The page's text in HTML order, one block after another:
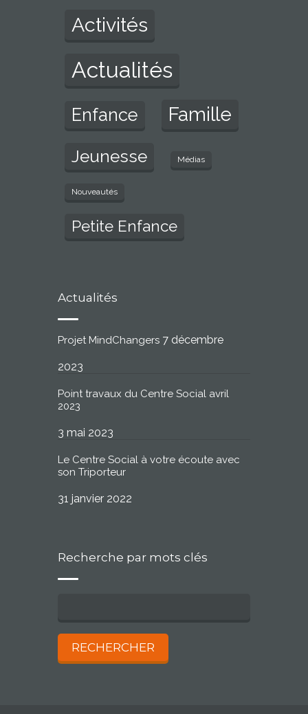
Activités
Actualités
Enfance Famille
Jeunesse Médias
Nouveautés
Petite Enfance
Actualités
Projet MindChangers 7 décembre
2023
Point travaux du Centre Social avril
2023
3 mai 2023
Le Centre Social à votre écoute avec
son Triporteur
31 janvier 2022
Recherche par mots clés